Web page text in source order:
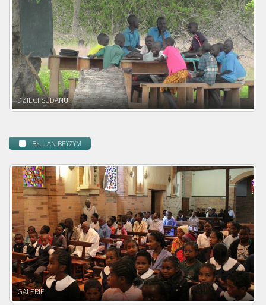
DZIECI ZAMBII
BŁ. JAN BEYZYM
POWOŁANIE MISYJNE